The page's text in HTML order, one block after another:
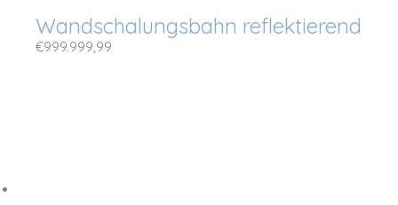
Wandschalungsbahn reflektierend
€999.999,99